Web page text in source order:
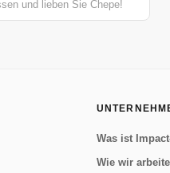
und lieben Sie Chepe!
Was ist
Wie wir